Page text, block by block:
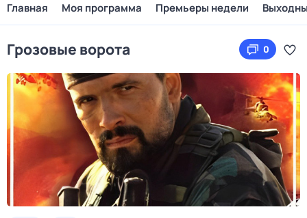
Главная Моя программа Премьеры недели
Грозовые ворота 0